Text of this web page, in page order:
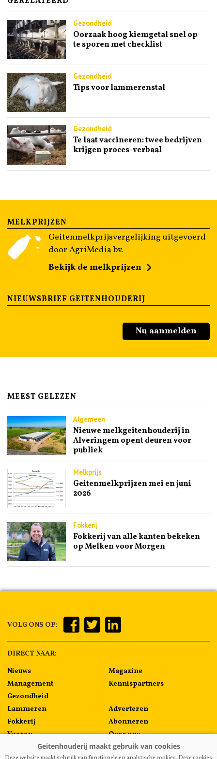
Gezondheid
Oorzaak hoog kiemgetal snel op
te sporen met checklist
Gezondheid
Tips voor lammerenstal
Gezondheid
Te laat vaccineren: twee bedrijven
krijgen proces-verbaal
MELKPRIJZEN
Geitenmelkprijsvergelijking uitgevoerd
door AgriMedia bv.
Bekijk de melkprijzen
NIEUWSBRIEF GEITENHOUDERIJ
Nu aanmelden
MEEST GELEZEN
Algemeen
Nieuwe melkgeitenhouderij in
Alveringem opent deuren voor
publiek
Melkprijs
Geitenmelkprijzen mei en juni
2026
Fokkerij
Fokkerij van alle kanten bekeken
op Melken voor Morgen
VOLG ONS OP:
DIRECT NAAR:
Nieuws
Management
Gezondheid
Lammeren
Fokkerij
Voeren
Algemeen
Magazine
Kennispartners
Adverteren
Abonneren
Over ons
Contact